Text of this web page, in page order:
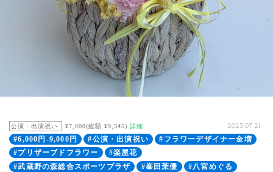
公演・出演祝い ¥7,000(総額 ¥9,345) 詳細 2023.07.21
#6,000円-9,000円 #公演・出演祝い
#フラワーデザイナー金増
#プリザーブドフラワー
#楽屋花
#武蔵野の森総合スポーツプラザ
#峯田茉優
#八宮めぐる